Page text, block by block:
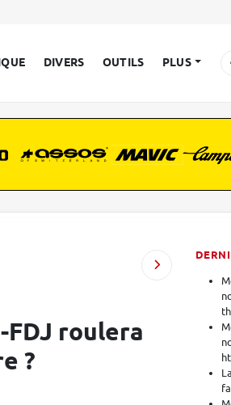
DIVERS OUTILS PLUS
FDJ roulera
?